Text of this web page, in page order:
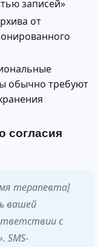
записей»
от
обычно требуют
согласия
терапевта]
вашей
с
SMS-